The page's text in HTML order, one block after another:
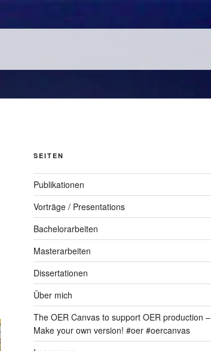
SEITEN
Publikationen
Vorträge / Presentations
Bachelorarbeiten
Masterarbeiten
Dissertationen
Über mich
The OER Canvas to support OER production –
Make your own version! #oer #oercanvas